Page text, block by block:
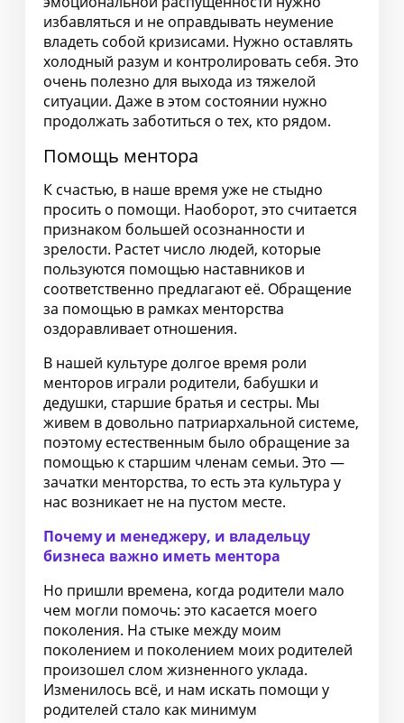
избавляться и не оправдывать неумение
владеть собой кризисами. Нужно оставлять
холодный разум и контролировать себя. Это
очень полезно для выхода из тяжелой
ситуации. Даже в этом состоянии нужно
продолжать заботиться о тех, кто рядом.
Помощь ментора
К счастью, в наше время уже не стыдно
просить о помощи. Наоборот, это считается
признаком большей осознанности и
зрелости. Растет число людей, которые
пользуются помощью наставников и
соответственно предлагают её. Обращение
за помощью в рамках менторства
оздоравливает отношения.
В нашей культуре долгое время роли
менторов играли родители, бабушки и
дедушки, старшие братья и сестры. Мы
живем в довольно патриархальной системе,
поэтому естественным было обращение за
помощью к старшим членам семьи. Это —
зачатки менторства, то есть эта культура у
нас возникает не на пустом месте.
Почему и менеджеру, и владельцу
бизнеса важно иметь ментора
Но пришли времена, когда родители мало
чем могли помочь: это касается моего
поколения. На стыке между моим
поколением и поколением моих родителей
произошел слом жизненного уклада.
Изменилось всё, и нам искать помощи у
родителей стало как минимум